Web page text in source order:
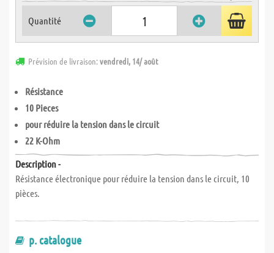
Quantité
Prévision de livraison:vendredi, 14/ août
Résistance
10 Pieces
pour réduire la tension dans le circuit
22 K-Ohm
Description -
Résistance électronique pour réduire la tension dans le circuit, 10
pièces.
p. catalogue